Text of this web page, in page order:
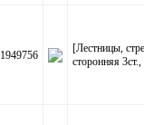
1949756
[Лестницы,
сторонняя